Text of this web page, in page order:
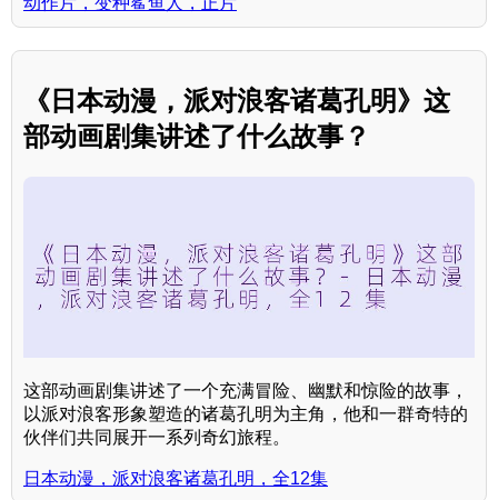
《日本动漫，派对浪客诸葛孔明》这
部动画剧集讲述了什么故事？
这部动画剧集讲述了一个充满冒险、幽默和惊险的故事，
以派对浪客形象塑造的诸葛孔明为主角，他和一群奇特的
伙伴们共同展开一系列奇幻旅程。
日本动漫，派对浪客诸葛孔明，全12集